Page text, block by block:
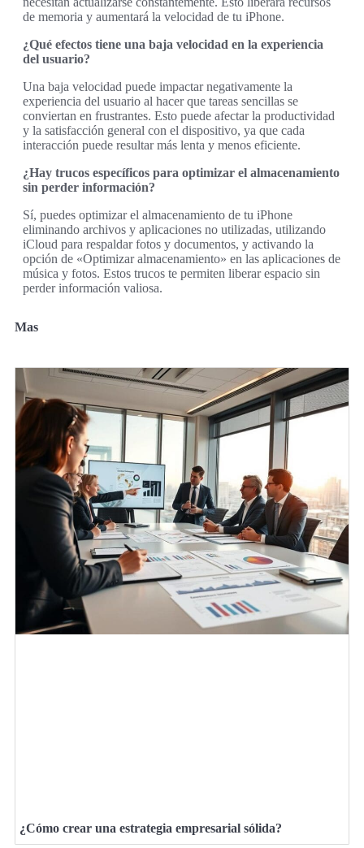
de memoria y aumentará la velocidad de tu iPhone.
¿Qué efectos tiene una baja velocidad en la experiencia
del usuario?
Una baja velocidad puede impactar negativamente la
experiencia del usuario al hacer que tareas sencillas se
conviertan en frustrantes. Esto puede afectar la productividad
y la satisfacción general con el dispositivo, ya que cada
interacción puede resultar más lenta y menos eficiente.
¿Hay trucos específicos para optimizar el almacenamiento
sin perder información?
Sí, puedes optimizar el almacenamiento de tu iPhone
eliminando archivos y aplicaciones no utilizadas, utilizando
iCloud para respaldar fotos y documentos, y activando la
opción de «Optimizar almacenamiento» en las aplicaciones de
música y fotos. Estos trucos te permiten liberar espacio sin
perder información valiosa.
Mas
¿Cómo crear una estrategia empresarial sólida?